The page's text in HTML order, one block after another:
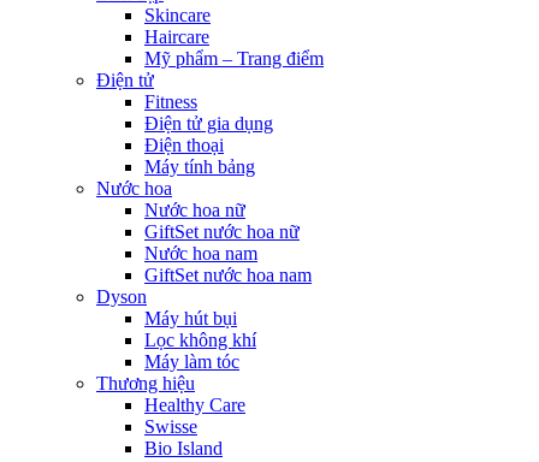
Skincare
Haircare
Mỹ phẩm – Trang điểm
Điện tử
Fitness
Điện tử gia dụng
Điện thoại
Máy tính bảng
Nước hoa
Nước hoa nữ
GiftSet nước hoa nữ
Nước hoa nam
GiftSet nước hoa nam
Dyson
Máy hút bụi
Lọc không khí
Máy làm tóc
Thương hiệu
Healthy Care
Swisse
Bio Island